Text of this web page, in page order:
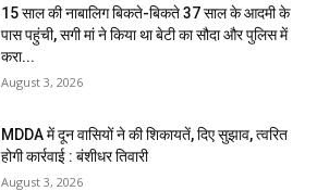
15 साल की नाबालिग बिकते-बिकते 37 साल के आदमी के
पास पहुंची, सगी मां ने किया था बेटी का सौदा और पुलिस में
करा...
August 3, 2026
MDDA में दून वासियों ने की शिकायतें, दिए सुझाव, त्वरित
होगी कार्रवाई : बंशीधर तिवारी
August 3, 2026